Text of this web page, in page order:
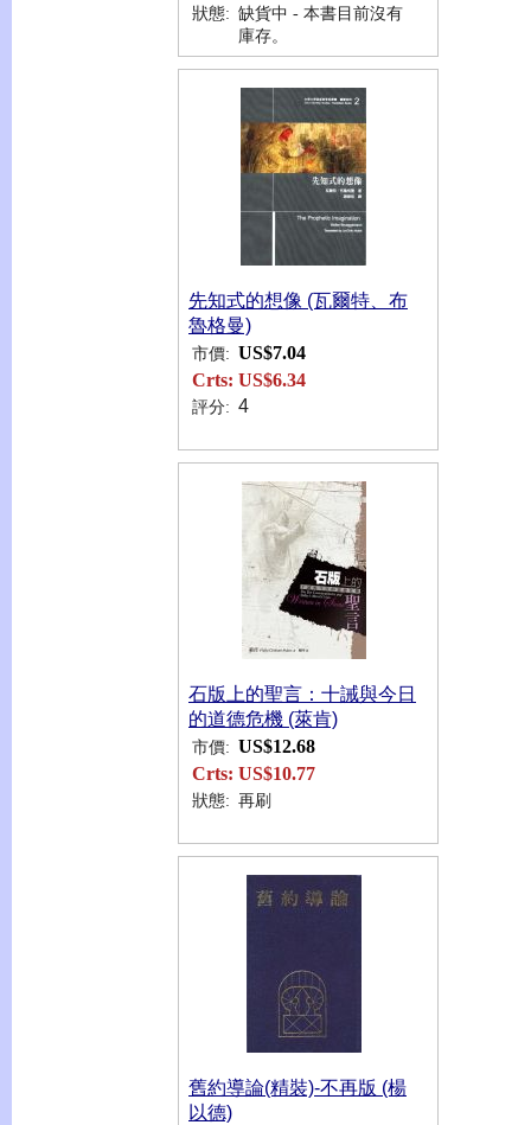
狀態: 缺貨中 - 本書目前沒有
庫存。
先知式的想像 (瓦爾特、布
魯格曼)
市價: US$7.04
Crts: US$6.34
評分: 4
石版上的聖言：十誡與今日
的道德危機 (萊肯)
市價: US$12.68
Crts: US$10.77
狀態: 再刷
舊約導論(精裝)-不再版 (楊
以德)